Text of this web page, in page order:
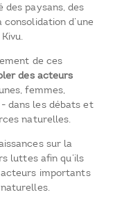
des paysans, des
d’une
de ces
des acteurs
femmes,
dans les débats et
naturelles.
sur la
luttes afin qu’ils
importants